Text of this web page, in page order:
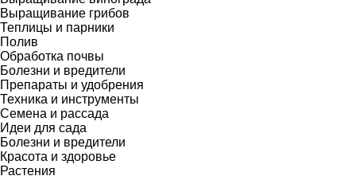
Выращивание грибов
Теплицы и парники
Полив
Обработка почвы
Болезни и вредители
Препараты и удобрения
Техника и инструменты
Семена и рассада
Идеи для сада
Болезни и вредители
Красота и здоровье
Растения